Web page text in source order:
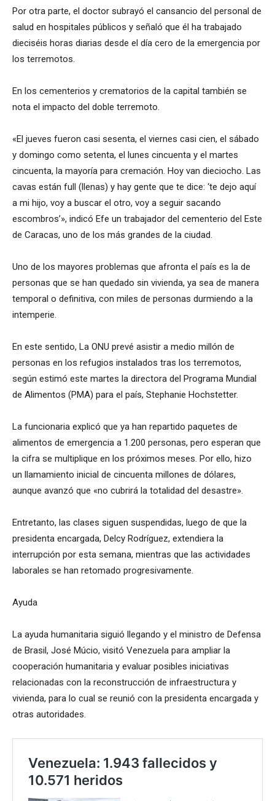
Por otra parte, el doctor subrayó el cansancio del personal de
salud en hospitales públicos y señaló que él ha trabajado
dieciséis horas diarias desde el día cero de la emergencia por
los terremotos.
En los cementerios y crematorios de la capital también se
nota el impacto del doble terremoto.
«El jueves fueron casi sesenta, el viernes casi cien, el sábado
y domingo como setenta, el lunes cincuenta y el martes
cincuenta, la mayoría para cremación. Hoy van dieciocho. Las
cavas están full (llenas) y hay gente que te dice: ‘te dejo aquí
a mi hijo, voy a buscar el otro, voy a seguir sacando
escombros’», indicó Efe un trabajador del cementerio del Este
de Caracas, uno de los más grandes de la ciudad.
Uno de los mayores problemas que afronta el país es la de
personas que se han quedado sin vivienda, ya sea de manera
temporal o definitiva, con miles de personas durmiendo a la
intemperie.
En este sentido, La ONU prevé asistir a medio millón de
personas en los refugios instalados tras los terremotos,
según estimó este martes la directora del Programa Mundial
de Alimentos (PMA) para el país, Stephanie Hochstetter.
La funcionaria explicó que ya han repartido paquetes de
alimentos de emergencia a 1.200 personas, pero esperan que
la cifra se multiplique en los próximos meses. Por ello, hizo
un llamamiento inicial de cincuenta millones de dólares,
aunque avanzó que «no cubrirá la totalidad del desastre».
Entretanto, las clases siguen suspendidas, luego de que la
presidenta encargada, Delcy Rodríguez, extendiera la
interrupción por esta semana, mientras que las actividades
laborales se han retomado progresivamente.
Ayuda
La ayuda humanitaria siguió llegando y el ministro de Defensa
de Brasil, José Múcio, visitó Venezuela para ampliar la
cooperación humanitaria y evaluar posibles iniciativas
relacionadas con la reconstrucción de infraestructura y
vivienda, para lo cual se reunió con la presidenta encargada y
otras autoridades.